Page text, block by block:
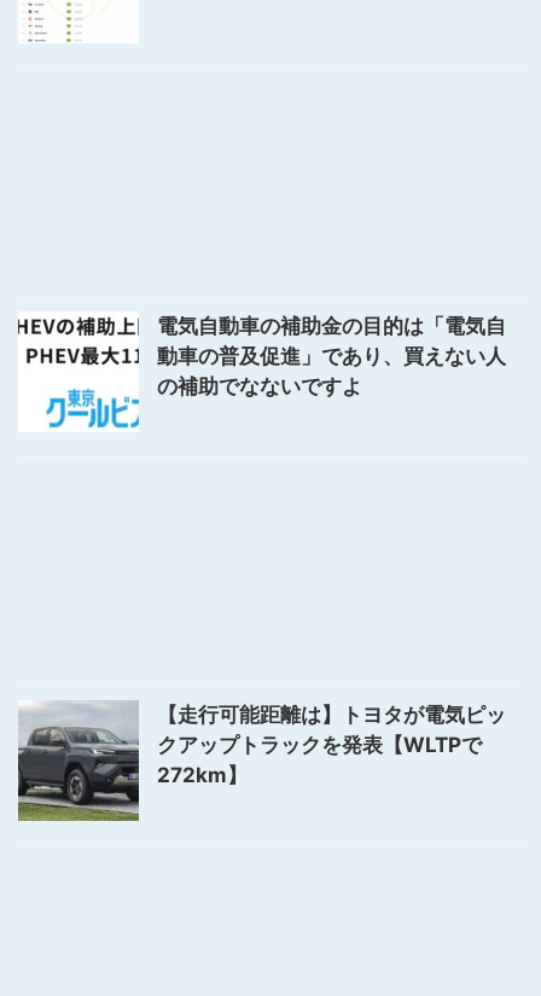
電気自動車の補助金の目的は「電気自
動車の普及促進」であり、買えない人
の補助でなないですよ
【走行可能距離は】トヨタが電気ピッ
クアップトラックを発表【WLTPで
272km】